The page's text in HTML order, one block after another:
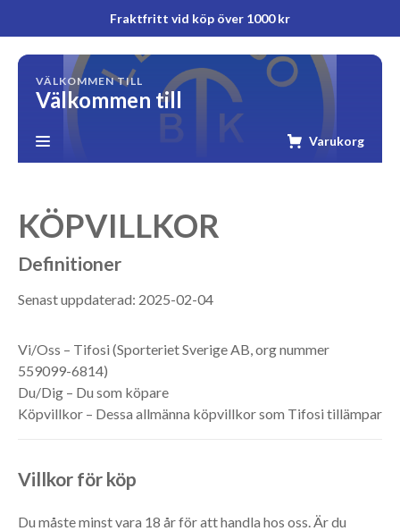
Fraktfritt vid köp över 1000 kr
VÄLKOMMEN TILL
Välkommen till
Varukorg
KÖPVILLKOR
Definitioner
Senast uppdaterad: 2025-02-04
Vi/Oss – Tifosi (Sporteriet Sverige AB, org nummer
559099-6814)
Du/Dig – Du som köpare
Köpvillkor – Dessa allmänna köpvillkor som Tifosi tillämpar
Villkor för köp
Du måste minst vara 18 år för att handla hos oss. Är du